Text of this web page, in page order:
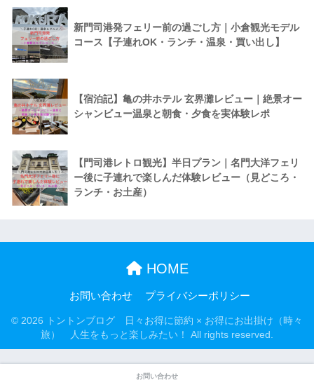
新門司港発フェリー前の過ごし方｜小倉観光モデル
コース【子連れOK・ランチ・温泉・買い出し】
【宿泊記】亀の井ホテル 玄界灘レビュー｜絶景オー
シャンビュー温泉と朝食・夕食を実体験レポ
【門司港レトロ観光】半日プラン｜名門大洋フェリ
ー後に子連れで楽しんだ体験レビュー（見どころ・
ランチ・お土産）
HOME
お問い合わせ プライバシーポリシー
© 2026 トントンブログ 日々お得に節約 × お得にお出掛け（時々
旅） 人生をもっと楽しみたい！ All rights reserved.
お問い合わせ